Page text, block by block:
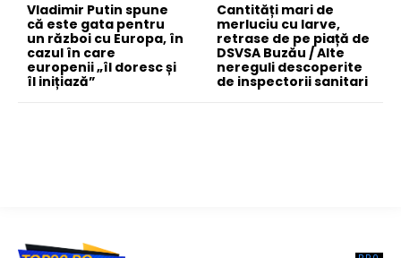
Vladimir Putin spune
că este gata pentru
un război cu Europa, în
cazul în care
europenii „îl doresc și
îl inițiază”
Cantități mari de
merluciu cu larve,
retrase de pe piață de
DSVSA Buzău / Alte
nereguli descoperite
de inspectorii sanitari